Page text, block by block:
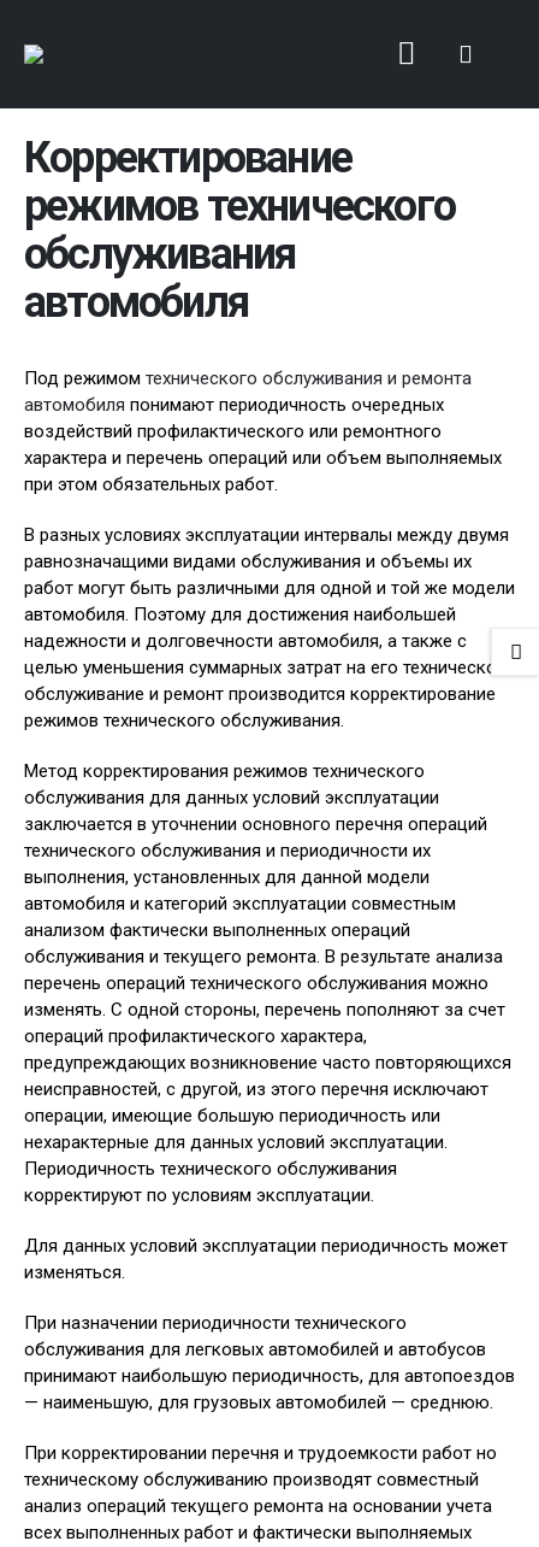
Корректирование
режимов технического
обслуживания
автомобиля
Под режимом технического обслуживания и ремонта
автомобиля понимают периодичность очередных
воздействий профилактического или ремонтного
характера и перечень операций или объем выполняемых
при этом обязательных работ.
В разных условиях эксплуатации интервалы между двумя
равнозначащими видами обслуживания и объемы их
работ могут быть различными для одной и той же модели
автомобиля. Поэтому для достижения наибольшей
надежности и долговечности автомобиля, а также с
целью уменьшения суммарных затрат на его техническое
обслуживание и ремонт производится корректирование
режимов технического обслуживания.
Метод корректирования режимов технического
обслуживания для данных условий эксплуатации
заключается в уточнении основного перечня операций
технического обслуживания и периодичности их
выполнения, установленных для данной модели
автомобиля и категорий эксплуатации совместным
анализом фактически выполненных операций
обслуживания и текущего ремонта. В результате анализа
перечень операций технического обслуживания можно
изменять. С одной стороны, перечень пополняют за счет
операций профилактического характера,
предупреждающих возникновение часто повторяющихся
неисправностей, с другой, из этого перечня исключают
операции, имеющие большую периодичность или
нехарактерные для данных условий эксплуатации.
Периодичность технического обслуживания
корректируют по условиям эксплуатации.
Для данных условий эксплуатации периодичность может
изменяться.
При назначении периодичности технического
обслуживания для легковых автомобилей и автобусов
принимают наибольшую периодичность, для автопоездов
— наименьшую, для грузовых автомобилей — среднюю.
При корректировании перечня и трудоемкости работ но
техническому обслуживанию производят совместный
анализ операций текущего ремонта на основании учета
всех выполненных работ и фактически выполняемых